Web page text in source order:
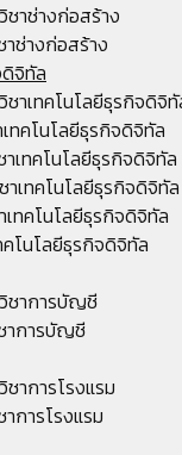
าช่างก่อสร้าง
ช่างก่อสร้าง
จิทัล
าเทคโนโลยีธุรกิจดิจิ
ทคโนโลยีธุรกิจดิจิทัล
เทคโนโลยีธุรกิจดิจิทัล
เทคโนโลยีธุรกิจดิจิทัล
ทคโนโลยีธุรกิจดิจิทัล
โนโลยีธุรกิจดิจิทัล
ชาการบัญชี
าการบัญชี
าการโรงแรม
การโรงแรม